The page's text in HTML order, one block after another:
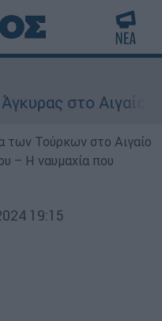
στο Αιγαίο:
των Τούρκων στο Αιγαίο
– Η ναυμαχία που
19:15